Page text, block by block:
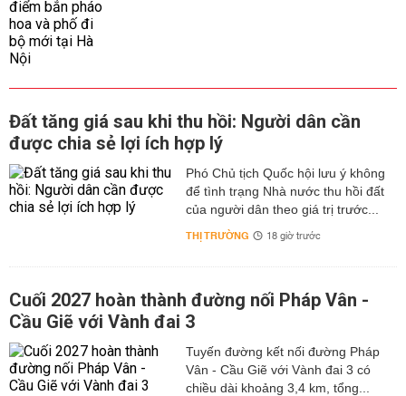
Đất tăng giá sau khi thu hồi: Người dân cần
được chia sẻ lợi ích hợp lý
Phó Chủ tịch Quốc hội lưu ý không
để tình trạng Nhà nước thu hồi đất
của người dân theo giá trị trước...
THỊ TRƯỜNG 18 giờ trước
Cuối 2027 hoàn thành đường nối Pháp Vân -
Cầu Giẽ với Vành đai 3
Tuyến đường kết nối đường Pháp
Vân - Cầu Giẽ với Vành đai 3 có
chiều dài khoảng 3,4 km, tổng...